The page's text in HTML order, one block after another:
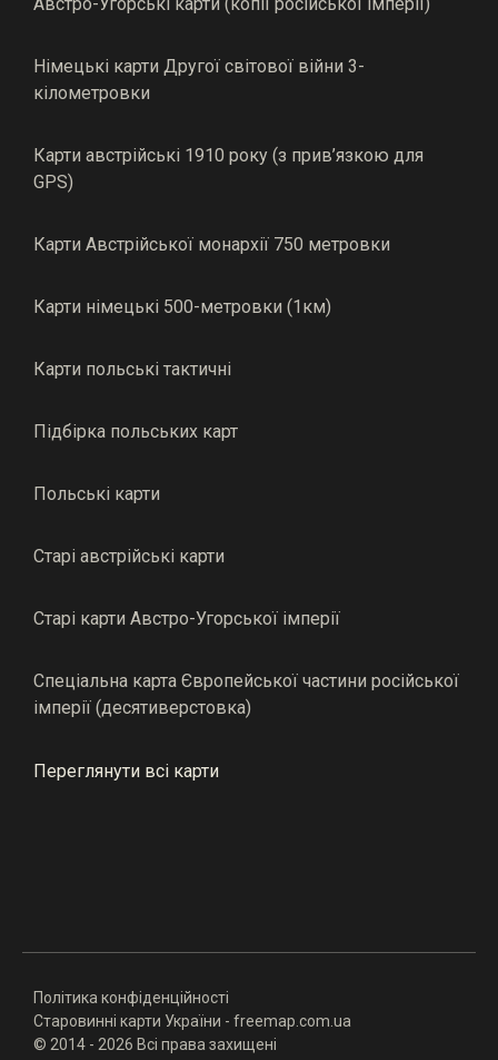
Німецькі карти Другої світової війни 3-
кілометровки
Карти австрійські 1910 року (з прив’язкою для
GPS)
Карти Австрійської монархії 750 метровки
Карти німецькі 500-метровки (1км)
Карти польські тактичні
Підбірка польських карт
Польські карти
Старі австрійські карти
Старі карти Австро-Угорської імперії
Спеціальна карта Європейської частини російської
імперії (десятиверстовка)
Переглянути всі карти
Політика конфіденційності
Старовинні карти України - freemap.com.ua
© 2014 - 2026 Всі права захищені